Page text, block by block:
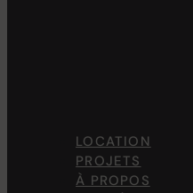
LOCATION
PROJETS
À PROPOS